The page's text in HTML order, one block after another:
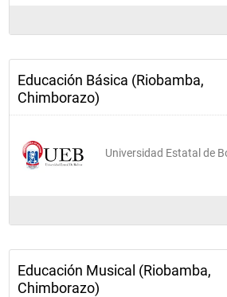
Educación Básica (Riobamba,
Chimborazo)
Universidad Estatal de
Educación Musical (Riobamba,
Chimborazo)